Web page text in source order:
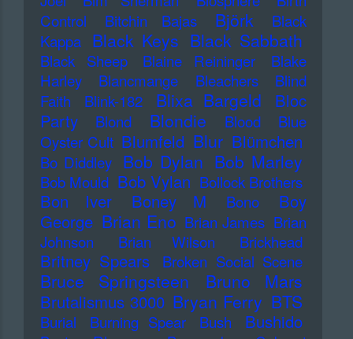
Control
Bitchin Bajas Björk
Black
Kappa Black Keys Black Sabbath
Black Sheep Blaine Reininger
Blake
Harley
Blancmange Bleachers
Blind
Faith
Blink-182 Blixa Bargeld
Bloc
Party
Blond Blondie Blood
Blue
Oyster Cult Blumfeld Blur Blümchen
Bo Diddley Bob Dylan Bob Marley
Bob Mould Bob Vylan Bollock Brothers
Bon Iver Boney M Bono
Boy
George Brian Eno Brian James Brian
Johnson
Brian Wilson Brickhead
Britney Spears Broken Social Scene
Bruce Springsteen Bruno Mars
Brutalismus 3000 Bryan Ferry BTS
Burial Burning Spear Bush Bushido